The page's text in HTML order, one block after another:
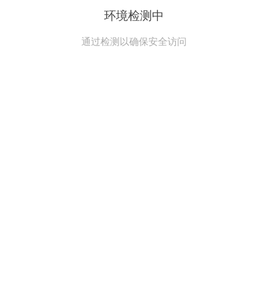
环境检测中
通过检测以确保安全访问